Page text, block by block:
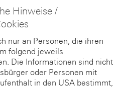
Hinweise /
nur an Personen, die ihren
folgend jeweils
Die Informationen sind nicht
oder Personen mit
in den USA bestimmt,